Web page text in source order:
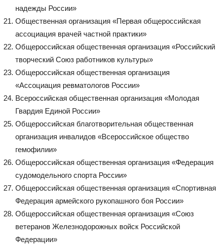
надежды России»
Общественная организация «Первая общероссийская
ассоциация врачей частной практики»
Общероссийская общественная организация «Российский
творческий Союз работников культуры»
Общероссийская общественная организация
«Ассоциация ревматологов России»
Всероссийская общественная организация «Молодая
Гвардия Единой России»
Общероссийская благотворительная общественная
организация инвалидов «Всероссийское общество
гемофилии»
Общероссийская общественная организация «Федерация
судомодельного спорта России»
Общероссийская общественная организация «Спортивная
Федерация армейского рукопашного боя России»
Общероссийская общественная организация «Союз
ветеранов Железнодорожных войск Российской
Федерации»